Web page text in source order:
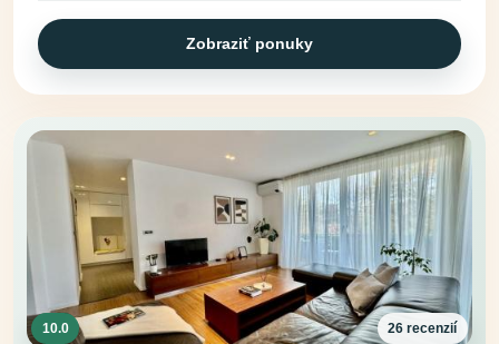
Zobraziť ponuky
10.0 26 recenzií